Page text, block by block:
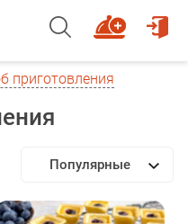
приготовления
Популярные